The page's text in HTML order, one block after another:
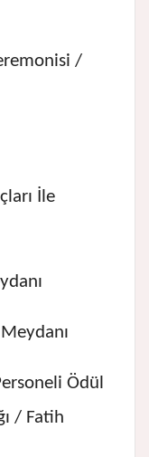
/
İle
Ödül
/ Fatih